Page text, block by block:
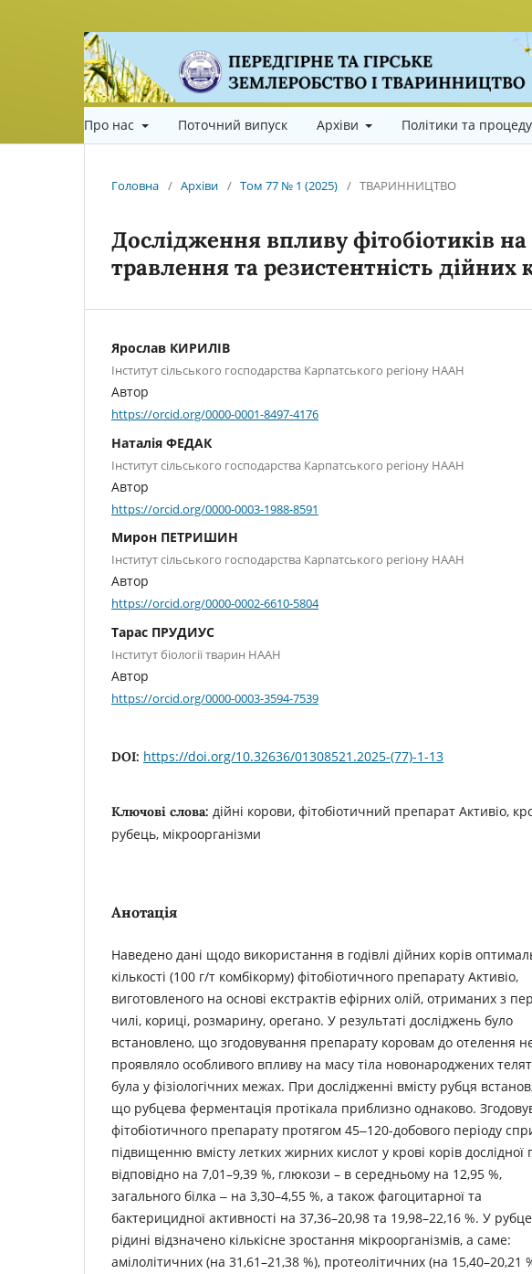
Про нас Поточний випуск Архіви Політики та
Головна / Архіви / Том 77 № 1 (2025) / ТВАРИННИЦТВО
Дослідження впливу фітобіотиків
травлення та резистентність дійних
Ярослав КИРИЛІВ
Інститут сільського господарства Карпатського регіону НААН
Автор
https://orcid.org/0000-0001-8497-4176
Наталія ФЕДАК
Інститут сільського господарства Карпатського регіону НААН
Автор
https://orcid.org/0000-0003-1988-8591
Мирон ПЕТРИШИН
Інститут сільського господарства Карпатського регіону НААН
Автор
https://orcid.org/0000-0002-6610-5804
Тарас ПРУДИУС
Інститут біології тварин НААН
Автор
https://orcid.org/0000-0003-3594-7539
DOI: https://doi.org/10.32636/01308521.2025-(77)-1-13
Ключові слова: дійні корови, фітобіотичний препарат Активіо,
рубець, мікроорганізми
Анотація
Наведено дані щодо використання в годівлі дійних корів
кількості (100 г/т комбікорму) фітобіотичного препарату Активіо,
виготовленого на основі екстрактів ефірних олій, отриманих з
чилі, кориці, розмарину, орегано. У результаті досліджень було
встановлено, що згодовування препарату коровам до отелення
проявляло особливого впливу на масу тіла новонароджених
була у фізіологічних межах. При дослідженні вмісту рубця
що рубцева ферментація протікала приблизно однаково.
фітобіотичного препарату протягом 45‒120-добового періоду
підвищенню вмісту летких жирних кислот у крові корів дослідної
відповідно на 7,01–9,39 %, глюкози – в середньому на 12,95 %,
загального білка ‒ на 3,30–4,55 %, а також фагоцитарної та
бактерицидної активності на 37,36–20,98 та 19,98–22,16 %. У
рідині відзначено кількісне зростання мікроорганізмів, а саме:
амілолітичних (на 31,61–21,38 %), протеолітичних (на 15,40–20,21